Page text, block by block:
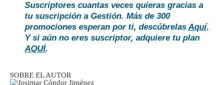
Suscriptores cuantas veces quieras gracias a
tu suscripción a Gestión. Más de 300
promociones esperan por ti, descúbrelasAquí.
Y si aún no eres suscriptor, adquiere tu plan
AQUÍ.
SOBRE EL AUTOR